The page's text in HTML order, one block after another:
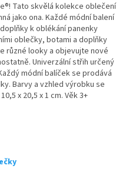
Tato skvělá kolekce oblečení
jako ona. Každé módní balení
k oblékání panenky
oblečky, botami a doplňky
různé looky a objevujte nové
Univerzální střih určený
módní balíček se prodává
Barvy a vzhled výrobku se
x 20,5 x 1 cm. Věk 3+